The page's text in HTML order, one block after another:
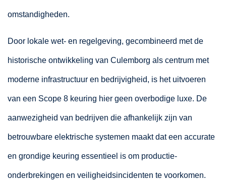
omstandigheden.
Door lokale wet- en regelgeving, gecombineerd met de
historische ontwikkeling van Culemborg als centrum met
moderne infrastructuur en bedrijvigheid, is het uitvoeren
van een Scope 8 keuring hier geen overbodige luxe. De
aanwezigheid van bedrijven die afhankelijk zijn van
betrouwbare elektrische systemen maakt dat een accurate
en grondige keuring essentieel is om productie-
onderbrekingen en veiligheidsincidenten te voorkomen.